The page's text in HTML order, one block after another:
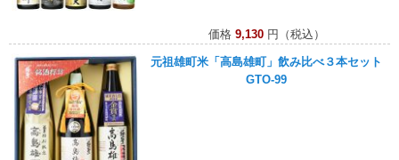
価格 9,130円（税込）
元祖雄町米「高島雄町」飲み比べ３本セット
GTO-99